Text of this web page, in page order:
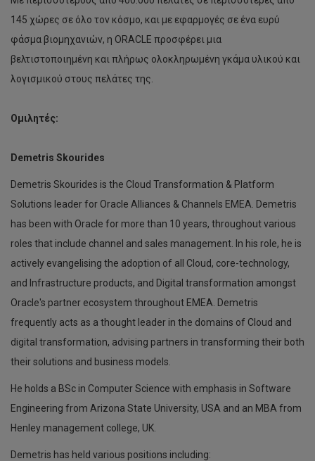
145 χώρες σε όλο τον κόσμο, και με εφαρμογές σε ένα ευρύ
φάσμα βιομηχανιών, η ORACLE προσφέρει μια
βελτιστοποιημένη και πλήρως ολοκληρωμένη γκάμα υλικού και
λογισμικού στους πελάτες της.
Oμιλητές:
Demetris Skourides
Demetris Skourides is the Cloud Transformation & Platform
Solutions leader for Oracle Alliances & Channels EMEA. Demetris
has been with Oracle for more than 10 years, throughout various
roles that include channel and sales management. In his role, he is
actively evangelising the adoption of all Cloud, core-technology,
and Infrastructure products, and Digital transformation amongst
Oracle's partner ecosystem throughout EMEA. Demetris
frequently acts as a thought leader in the domains of Cloud and
digital transformation, advising partners in transforming their both
their solutions and business models.
He holds a BSc in Computer Science with emphasis in Software
Engineering from Arizona State University, USA and an MBA from
Henley management college, UK.
Demetris has held various positions including: